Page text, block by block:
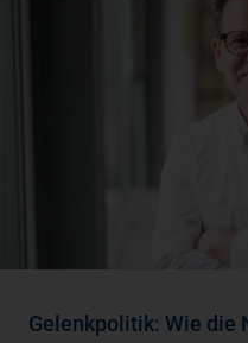
Gelenkpolitik: Wie die